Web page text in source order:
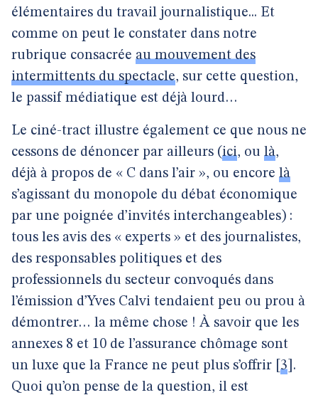
élémentaires du travail journalistique... Et
comme on peut le constater dans notre
rubrique consacrée au mouvement des
intermittents du spectacle, sur cette question,
le passif médiatique est déjà lourd…
Le ciné-tract illustre également ce que nous ne
cessons de dénoncer par ailleurs (ici, ou là,
déjà à propos de « C dans l’air », ou encore là
s’agissant du monopole du débat économique
par une poignée d’invités interchangeables) :
tous les avis des « experts » et des journalistes,
des responsables politiques et des
professionnels du secteur convoqués dans
l’émission d’Yves Calvi tendaient peu ou prou à
démontrer… la même chose ! À savoir que les
annexes 8 et 10 de l’assurance chômage sont
un luxe que la France ne peut plus s’offrir 3 .
Quoi qu’on pense de la question, il est